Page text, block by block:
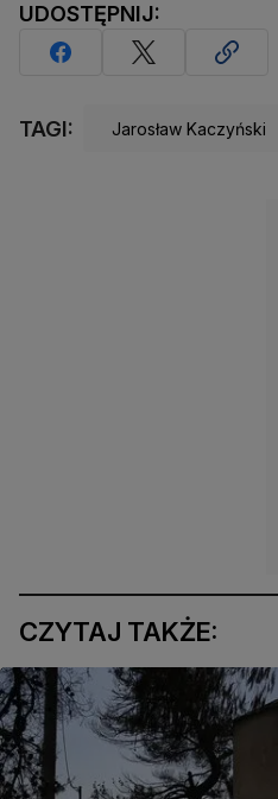
UDOSTĘPNIJ:
TAGI: Jarosław Kaczyński
CZYTAJ TAKŻE: